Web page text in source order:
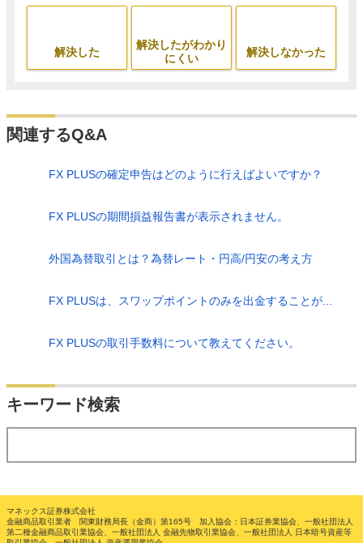
解決した
解決したがわかり
にくい
解決しなかった
関連するQ&A
FX PLUSの確定申告はどのように行えばよいですか？
FX PLUSの期間損益報告書が表示されません。
外国為替取引とは？為替レート・円高/円安の考え方
FX PLUSは、スワップポイントのみを出金することが...
FX PLUSの取引手数料について教えてください。
キーワード検索
マネックス証券株式会社
金融商品取引業者 関東財務局長（金商）第165号 加入協会：日本証券業協会、一般社団法人
第二種金融商品取引業協会、一般社団法人 金融先物取引業協会、一般社団法人 日本暗号資産等